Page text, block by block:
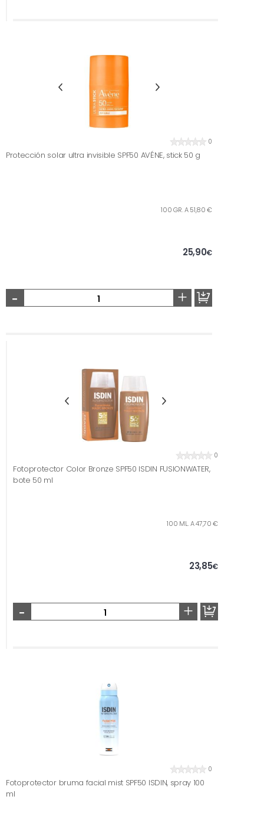
0
Protección solar ultra invisible SPF50 AVÉNE, stick 50 g
100 GR. A 51,80 €
25,90€
- +
0
Fotoprotector Color Bronze SPF50 ISDIN FUSIONWATER,
bote 50 ml
100 ML. A 47,70 €
23,85€
- +
0
Fotoprotector bruma facial mist SPF50 ISDIN, spray 100
ml